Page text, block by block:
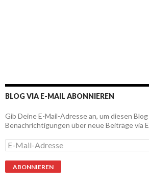
BLOG VIA E-MAIL ABONNIEREN
Gib Deine E-Mail-Adresse an, um diesen
Benachrichtigungen über neue Beiträge via
E
-
M
a